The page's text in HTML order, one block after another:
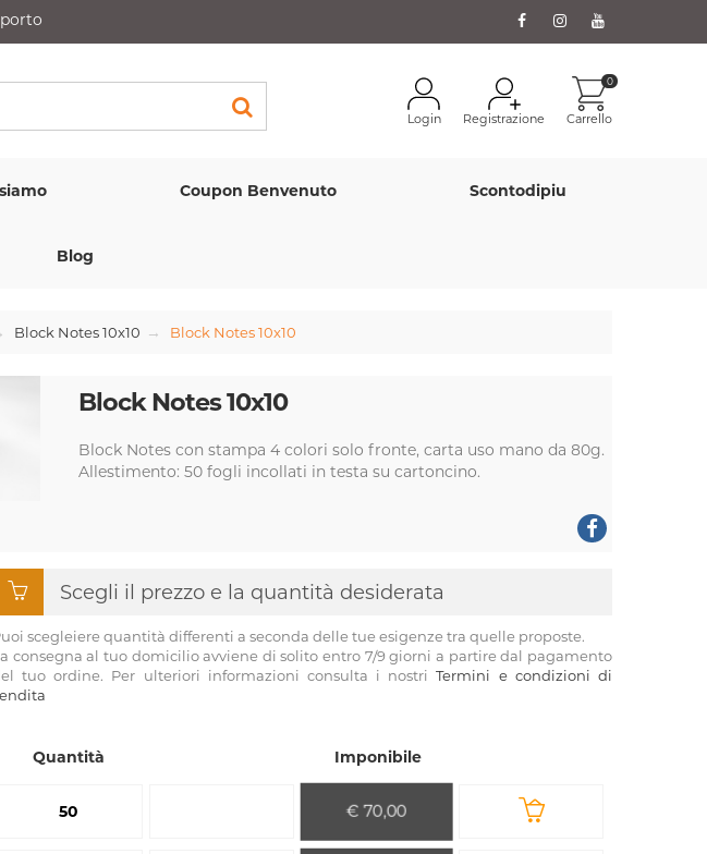
Login Registrazione Carrello
0
Coupon Benvenuto Scontodipiu
Blog
Block Notes 10x10 Block Notes 10x10
Block Notes 10x10
Block Notes con stampa 4 colori solo fronte, carta uso mano da 80g.
Allestimento: 50 fogli incollati in testa su cartoncino.
Scegli il prezzo e la quantità desiderata
scegleiere quantità differenti a seconda delle tue esigenze tra quelle proposte.
consegna al tuo domicilio avviene di solito entro 7/9 giorni a partire dal pagamento
tuo ordine. Per ulteriori informazioni consulta i nostriTermini e condizioni di
Quantità Imponibile
50 € 70,00